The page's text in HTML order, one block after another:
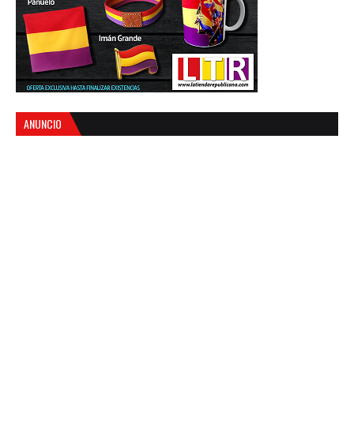
ANUNCIO